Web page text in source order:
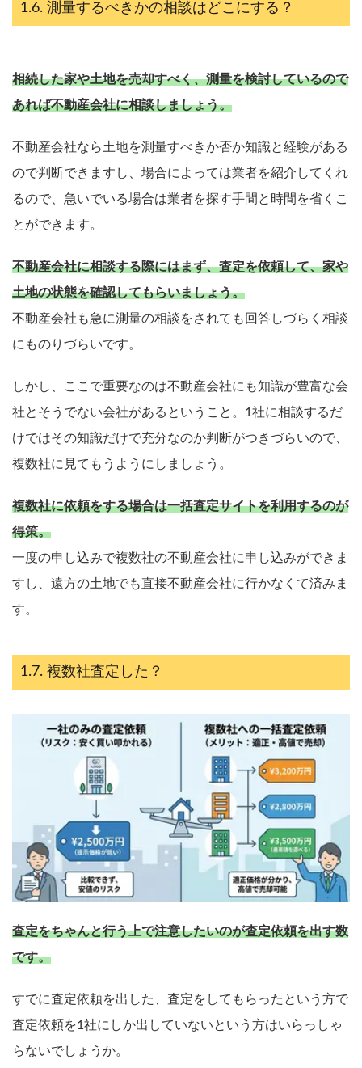
測量するべきかの相談はどこにする？
相続した家や土地を売却すべく、測量を検討しているので
あれば不動産会社に相談しましょう。
不動産会社なら土地を測量すべきか否か知識と経験がある
ので判断できますし、場合によっては業者を紹介してくれ
るので、急いでいる場合は業者を探す手間と時間を省くこ
とができます。
不動産会社に相談する際にはまず、査定を依頼して、家や
土地の状態を確認してもらいましょう。
不動産会社も急に測量の相談をされても回答しづらく相談
にものりづらいです。
しかし、ここで重要なのは不動産会社にも知識が豊富な会
社とそうでない会社があるということ。1社に相談するだ
けではその知識だけで充分なのか判断がつきづらいので、
複数社に見てもうようにしましょう。
複数社に依頼をする場合は一括査定サイトを利用するのが
得策。
一度の申し込みで複数社の不動産会社に申し込みができま
すし、遠方の土地でも直接不動産会社に行かなくて済みま
す。
複数社査定した？
査定をちゃんと行う上で注意したいのが査定依頼を出す数
です。
すでに査定依頼を出した、査定をしてもらったという方で
査定依頼を1社にしか出していないという方はいらっしゃ
らないでしょうか。